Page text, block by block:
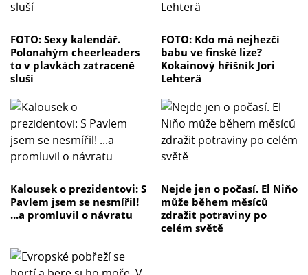
FOTO: Sexy kalendář.
Polonahým cheerleaders
to v plavkách zatraceně
sluší
FOTO: Kdo má nejhezčí
babu ve finské lize?
Kokainový hříšník Jori
Lehterä
Kalousek o prezidentovi: S
Pavlem jsem se nesmířil!
...a promluvil o návratu
Nejde jen o počasí. El Niňo
může během měsíců
zdražit potraviny po
celém světě